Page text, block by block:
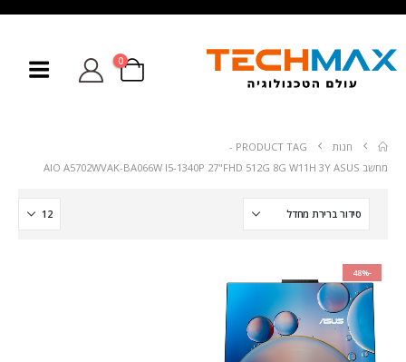
0
חנות
PRODUCT TAG -
מחשב AIO A5702WVAK-BA066W I5-1340P 27"FHD 512G 8G W11H 3Y ASUS
-48%